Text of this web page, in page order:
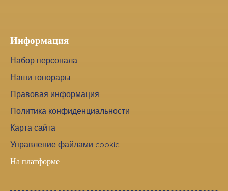
Информация
Набор персонала
Наши гонорары
Правовая информация
Политика конфиденциальности
Карта сайта
Управление файлами cookie
На платформе